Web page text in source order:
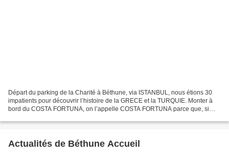
Départ du parking de la Charité à Béthune, via ISTANBUL, nous étions 30
impatients pour découvrir l’histoire de la GRECE et la TURQUIE. Monter à
bord du COSTA FORTUNA, on l’appelle COSTA FORTUNA parce que, si
Actualités de Béthune Accueil